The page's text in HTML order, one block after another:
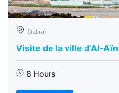
Dubai
Visite de la ville d'Al-
8 Hours